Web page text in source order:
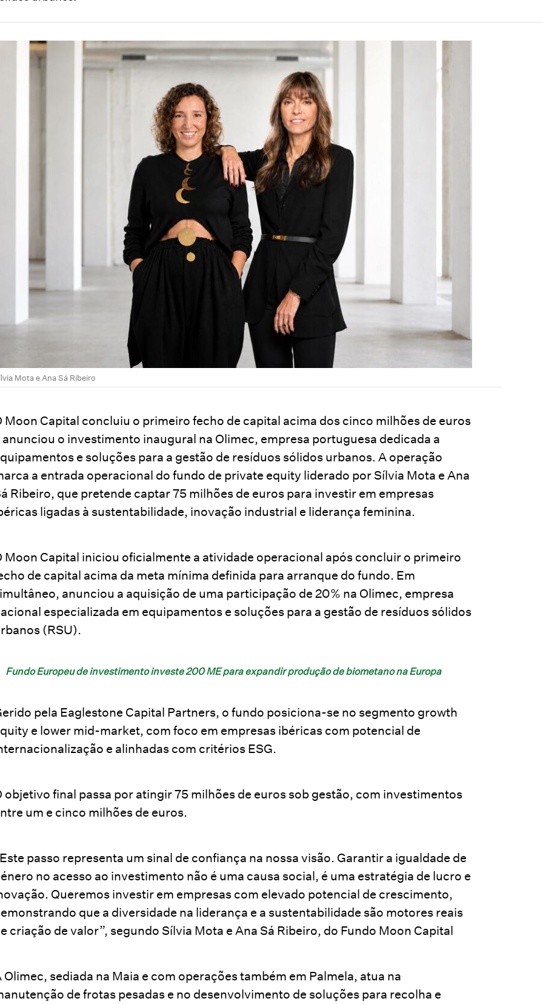
Mota e Ana Sá Ribeiro
Moon Capital concluiu o primeiro fecho de capital acima dos cinco milhões de euros
anunciou o investimento inaugural na Olimec, empresa portuguesa dedicada a
e soluções para a gestão de resíduos sólidos urbanos. A operação
a entrada operacional do fundo de private equity liderado por Sílvia Mota e Ana
Ribeiro, que pretende captar 75 milhões de euros para investir em empresas
ligadas à sustentabilidade, inovação industrial e liderança feminina.
Moon Capital iniciou oficialmente a atividade operacional após concluir o primeiro
de capital acima da meta mínima definida para arranque do fundo. Em
anunciou a aquisição de uma participação de 20% na Olimec, empresa
especializada em equipamentos e soluções para a gestão de resíduos sólidos
(RSU).
Fundo Europeu de investimento investe 200 ME para expandir produção de biometano na Europa
pela Eaglestone Capital Partners, o fundo posiciona-se no segmento growth
e lower mid-market, com foco em empresas ibéricas com potencial de
e alinhadas com critérios ESG.
objetivo final passa por atingir 75 milhões de euros sob gestão, com investimentos
um e cinco milhões de euros.
passo representa um sinal de confiança na nossa visão. Garantir a igualdade de
no acesso ao investimento não é uma causa social, é uma estratégia de lucro e
Queremos investir em empresas com elevado potencial de crescimento,
que a diversidade na liderança e a sustentabilidade são motores reais
criação de valor”, segundo Sílvia Mota e Ana Sá Ribeiro, do Fundo Moon Capital
Olimec, sediada na Maia e com operações também em Palmela, atua na
de frotas pesadas e no desenvolvimento de soluções para recolha e